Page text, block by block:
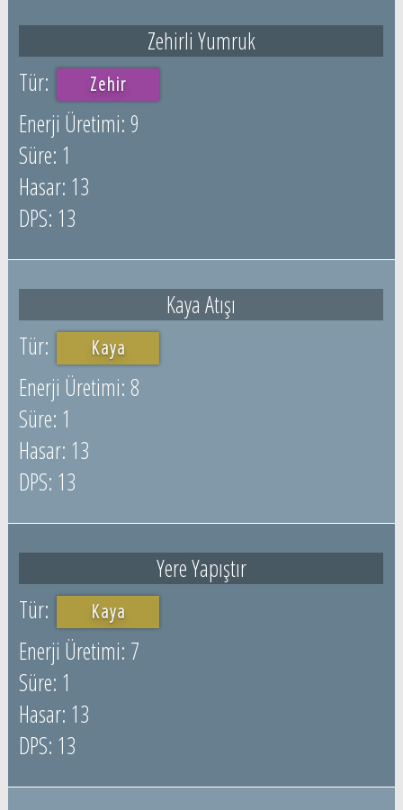
Zehirli Yumruk
Zehir
9
1
13
13
Kaya Atışı
Kaya
8
1
13
13
Yere Yapıştır
Kaya
7
1
13
13